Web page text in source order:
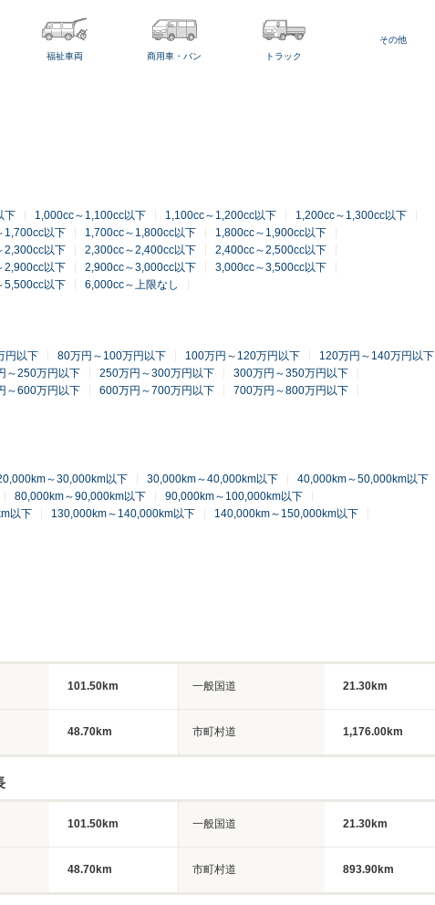
福祉車両 商用車・バン トラック
その他
下 1,000cc～1,100cc以下 1,100cc～1,200cc以下
1,200cc～1,300cc以下
1,700cc以下 1,700cc～1,800cc以下
1,800cc～1,900cc以下
2,300cc以下 2,300cc～2,400cc以下
2,400cc～2,500cc以下
2,900cc以下 2,900cc～3,000cc以下
3,000cc～3,500cc以下
5,500cc以下 6,000cc～上限なし
円以下 80万円～100万円以下 100万円～120万円以下
120万円～140万円以下
～250万円以下 250万円～300万円以下
300万円～350万円以下
～600万円以下 600万円～700万円以下
700万円～800万円以下
～30,000km以下 30,000km～40,000km以下
40,000km～50,000km以下
80,000km～90,000km以下
90,000km～100,000km以下
以下 130,000km～140,000km以下
140,000km～150,000km以下
101.50km 一般国道 21.30km
48.70km 市町村道 1,176.00km
101.50km 一般国道 21.30km
48.70km 市町村道 893.90km